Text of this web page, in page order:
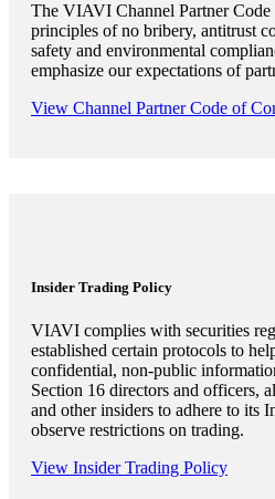
The VIAVI Channel Partner
principles of no bribery, antitrust
safety and environmental
emphasize our expectations of
View Channel Partner Code of
Insider Trading Policy
VIAVI complies with securities
established certain protocols to
confidential, non-public
Section 16 directors and officers,
and other insiders to adhere to its
observe restrictions on trading.
View Insider Trading Policy